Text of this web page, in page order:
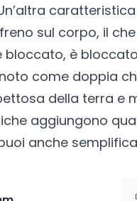
sul corpo, il
bloccato, è
come doppia
della terra e
aggiungono
anche